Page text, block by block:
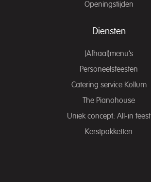
Openingstijden
Diensten
(Afhaal)menu’s
Personeelsfeesten
Catering service Kollum
The Pianohouse
Uniek concept: All-in feest
Kerstpakketten